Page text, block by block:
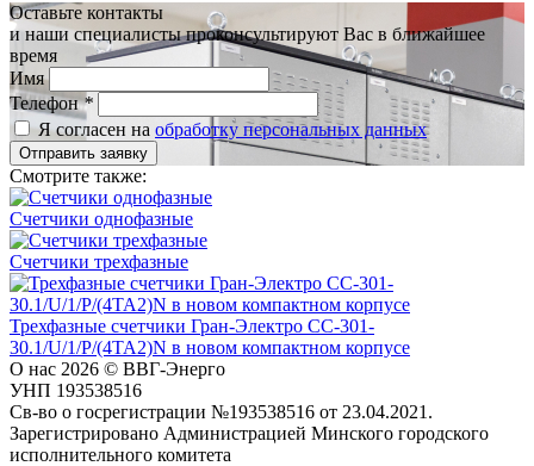
Оставьте контакты
и наши специалисты проконсультируют Вас в ближайшее
время
Имя
Телефон*
Я согласен на обработку персональных данных
Отправить заявку
Смотрите также:
Счетчики однофазные
Счетчики трехфазные
Трехфазные счетчики Гран-Электро СС-301-
30.1/U/1/P/(4TA2)N в новом компактном корпусе
О нас 2026 © ВВГ-Энерго
УНП 193538516
Св-во о госрегистрации №193538516 от 23.04.2021.
Зарегистрировано Администрацией Минского городского
исполнительного комитета